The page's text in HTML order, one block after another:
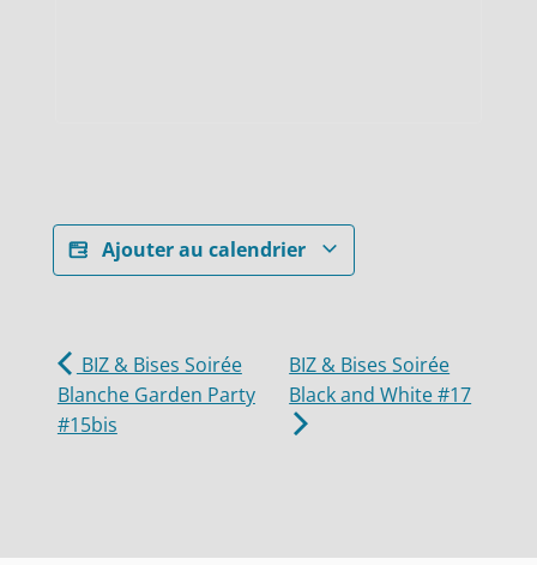
Ajouter au calendrier
BIZ & Bises Soirée
Blanche Garden Party
#15bis
BIZ & Bises Soirée
Black and White #17